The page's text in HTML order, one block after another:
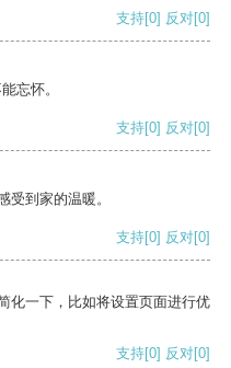
支持[0] 反对[0]
忘怀。
支持[0] 反对[0]
受到家的温暖。
支持[0] 反对[0]
化一下，比如将设置页面进行优
支持[0] 反对[0]